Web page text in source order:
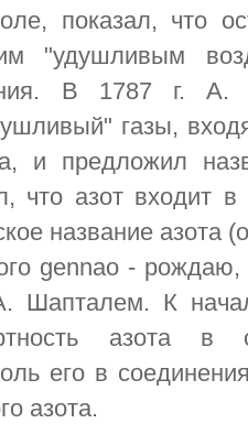
показал, что
"удушливым
В 1787 г. А.
газы,
и предложил
что азот входит
название азота
gennao -
Шапталем. К
азота в
его в
азота.